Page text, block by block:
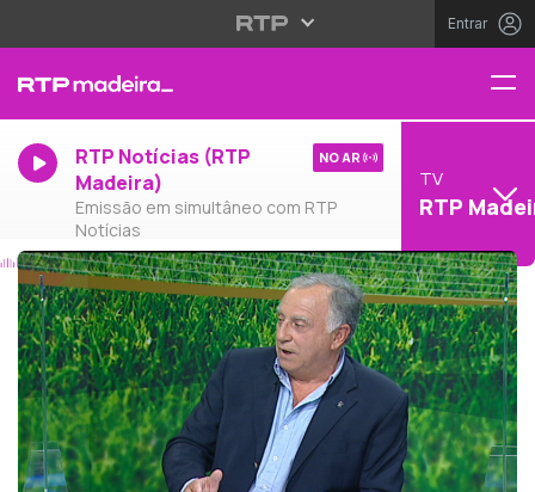
Entrar
RTP Notícias (RTP
Madeira)
Emissão em simultâneo com RTP
Notícias
NO AR
TV
RTP